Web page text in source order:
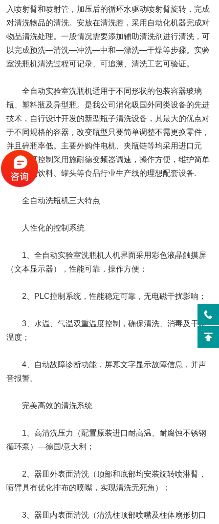
入喷射臂和喷射管，加压后的循环水驱动喷射臂旋转，完成
对清洗物品的清洗。安放在清洗腔，采用自动化机器完成对
物品清洗处理。一般情况需要添加辅助清洗剂进行清洗，可
以完成预洗—清洗—冲洗—中和—漂洗—干燥等步骤。实验
室洗瓶机清洗过程可记录、可追溯、清洗工艺可验证。
全自动实验室洗瓶机适用于不同形状的包装容器玻璃
瓶、塑料瓶及异型瓶。是我公司消化吸国外同类设备的先进
技术，自行设计开发的新型瓶子清洗设备，其最大的优点对
于不同规格的容器，改变瓶型只要简单调整不需更换零件，
并且碎瓶率低。主要外购件电机、夹瓶链等均采用进口元
件，速度控制采用施耐德变频器调速，操作方便，维护简单
可靠，是饮料、罐头等食品行业生产线的理想配套设备.
全自动洗瓶机三大特点
人性化的控制系统
1、全自动实验室洗瓶机人机界面采用彩色液晶触摸屏
（文本显示器），性能可靠，操作方便；
2、PLC控制系统，性能稳定可靠，无电磁干扰影响；
3、水温、气温双重温度控制，确保清洗、消毒及干燥
温度；
4、自动故障诊断功能，屏幕文字显示故障信息，并声
音报警。
完美高效的清洗系统
1、高清洗压力（配置原装进口耐高温、耐腐蚀不锈钢
循环泵）—德国/意大利；
2、器皿外表面清洗（顶部和底部均安装旋转喷淋臂，
喷臂具有优化排布的喷嘴，实现清洗无死角）；
3、器皿内表面清洗（清洗柱顶部喷嘴及柱体扇形切口